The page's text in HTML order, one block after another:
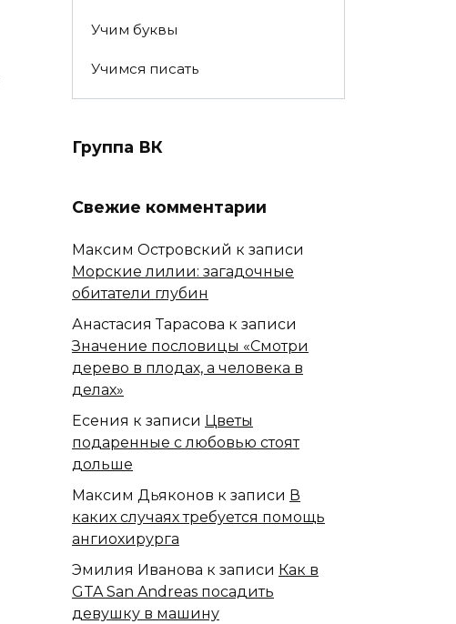
Учим буквы
Учимся писать
Группа ВК
Свежие комментарии
Максим Островский к записи
Морские лилии: загадочные
обитатели глубин
Анастасия Тарасова к записи
Значение пословицы «Смотри
дерево в плодах, а человека в
делах»
Есения к записи Цветы
подаренные с любовью стоят
дольше
Максим Дьяконов к записи В
каких случаях требуется помощь
ангиохирурга
Эмилия Иванова к записи Как в
GTA San Andreas посадить
девушку в машину